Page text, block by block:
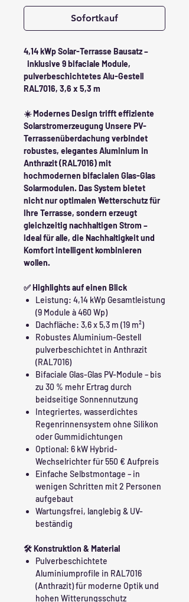
Sofortkauf
4,14 kWp Solar-Terrasse Bausatz –
inklusive 9 bifaciale Module,
pulverbeschichtetes Alu-Gestell
RAL7016, 3,6 x 5,3 m
☀️ Modernes Design trifft effiziente
Solarstromerzeugung Unsere PV-
Terrassenüberdachung verbindet
robustes, elegantes Aluminium in
Anthrazit (RAL7016) mit
hochmodernen bifacialen Glas-Glas
Solarmodulen. Das System bietet
nicht nur optimalen Wetterschutz für
Ihre Terrasse, sondern erzeugt
gleichzeitig nachhaltigen Strom –
ideal für alle, die Nachhaltigkeit und
Komfort intelligent kombinieren
wollen.
✅ Highlights auf einen Blick
Leistung: 4,14 kWp Gesamtleistung
(9 Module à 460 Wp)
Dachfläche: 3,6 x 5,3 m (19 m²)
Robustes Aluminium-Gestell
pulverbeschichtet in Anthrazit
(RAL7016)
Bifaciale Glas-Glas PV-Module – bis
zu 30 % mehr Ertrag durch
beidseitige Sonnennutzung
Integriertes, wasserdichtes
Regenrinnensystem ohne Silikon
oder Gummidichtungen
Optional: 6 kW Hybrid-
Wechselrichter für 550 € Aufpreis
Einfache Selbstmontage – in
wenigen Schritten mit 2 Personen
aufgebaut
Wartungsfrei, langlebig & UV-
beständig
🛠️ Konstruktion & Material
Pulverbeschichtete
Aluminiumprofile in RAL7016
(Anthrazit) für moderne Optik und
hohen Witterungsschutz